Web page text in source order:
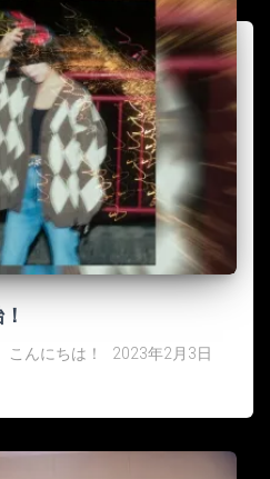
こんにちは！ 2023年2月3日